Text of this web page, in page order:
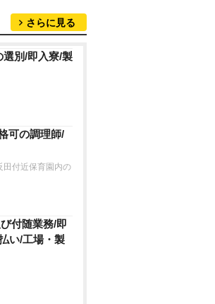
さらに見る
選別/即入寮/製
可の調理師/
田付近保育園内の
付随業務/即
い/工場・製